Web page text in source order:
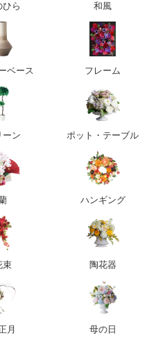
ひら 和風
ベース フレーム
ーン ポット・テーブル
ハンギング
束 陶花器
月 母の日